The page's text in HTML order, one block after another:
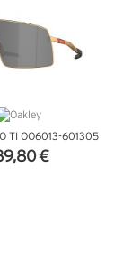
TI OO6013-601305
€